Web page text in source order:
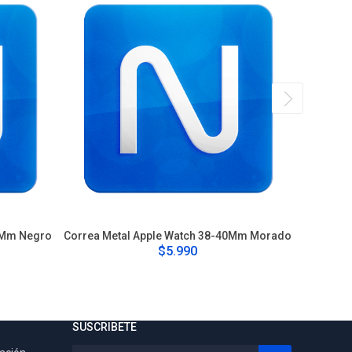
Negro Correa Metal Apple Watch 38-40Mm Morado
$5.990
SUSCRIBETE